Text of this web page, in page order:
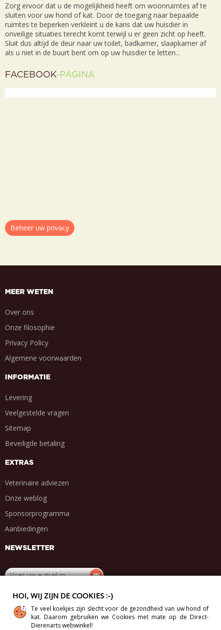
Zorg ervoor dat u de mogelijkheid heeft om woonruimtes af te
sluiten voor uw hond of kat. Door de toegang naar bepaalde
ruimtes te beperken verkleint u de kans dat uw huisdier in
onveilige situaties terecht komt terwijl u er geen zicht op heeft.
Sluit dus altijd de deur naar uw toilet, badkamer, slaapkamer af
als u niet in de buurt bent om op uw huisdier te letten...
FACEBOOK-PAGINA
Beheer uw privacy
MEER WETEN
Over ons
Onze filosophie
Privacy Policy
Algemene voorwaarden
INFORMATIE
Levering
Veelgestelde vragen
Sitemap
Beveiligde betaling
EXTRAS
Veterinaire adviezen
Onze weblog
Sponsorprogramma
Aanbiedingen
NEWSLETTER
DEEL MET VRIENDEN
. . . .
HOI, WIJ ZIJN DE COOKIES :-)
Te veel koekjes zijn slecht voor de gezondheid van uw hond of
kat. Daarom gebruiken we Cookies met mate op de Direct-
Dierenarts webwinkel!